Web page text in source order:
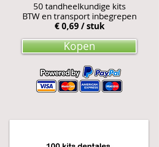
50 tandheelkundige kits
BTW en transport inbegrepen
€ 0,69 / stuk
Kopen